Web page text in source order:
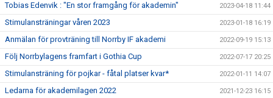
Tobias Edenvik : "En stor framgång för akademin" 2023-04-18 11:44
Stimulansträningar våren 2023 2023-01-18 16:19
Anmälan för provträning till Norrby IF akademi 2022-09-19 15:13
Följ Norrbylagens framfart i Gothia Cup 2022-07-17 20:25
Stimulansträning för pojkar - fåtal platser kvar* 2022-01-11 14:07
Ledarna för akademilagen 2022 2021-12-23 16:15